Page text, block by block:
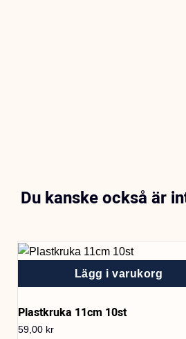
Du kanske också är
Lägg i varukorg
Plastkruka 11cm 10st
59,00 kr